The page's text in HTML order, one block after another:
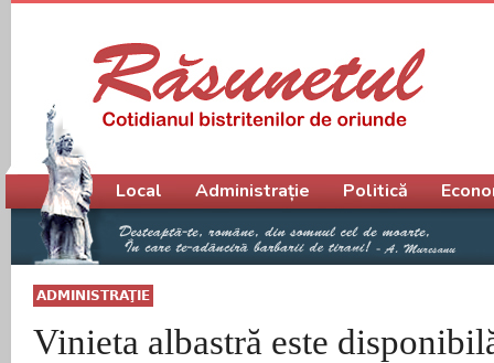
ADMINISTRAŢIE
Vinieta albastră este
Meniu principal
Local Administrație Politică